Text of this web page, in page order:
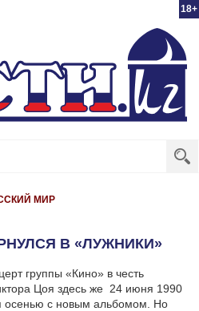
18+
МИР
В «ЛУЖНИКИ»
группы «Кино» в честь
Цоя здесь же 24 июня 1990
осенью с новым альбомом. Но